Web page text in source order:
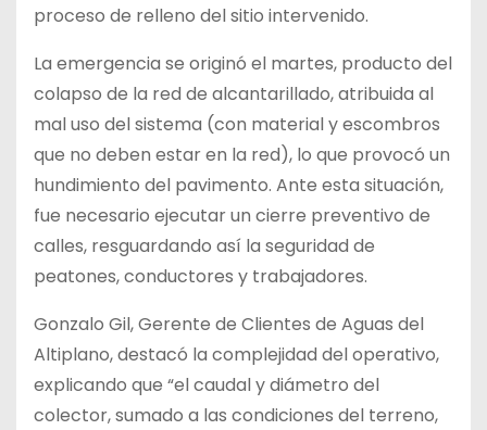
proceso de relleno del sitio intervenido.
La emergencia se originó el martes, producto del
colapso de la red de alcantarillado, atribuida al
mal uso del sistema (con material y escombros
que no deben estar en la red), lo que provocó un
hundimiento del pavimento. Ante esta situación,
fue necesario ejecutar un cierre preventivo de
calles, resguardando así la seguridad de
peatones, conductores y trabajadores.
Gonzalo Gil, Gerente de Clientes de Aguas del
Altiplano, destacó la complejidad del operativo,
explicando que “el caudal y diámetro del
colector, sumado a las condiciones del terreno,